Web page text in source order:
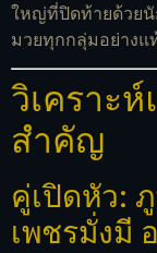
ใหญ่ที่ปิดท้ายด้วย
มวยทุกกลุ่มอย่างแ
วิเคราะ
สำคัญ
คู่เปิดหัว:
เพชรมั่งมี